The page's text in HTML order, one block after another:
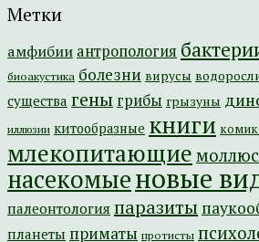
Метки
амфибии антропология
биоакустика болезни вирусы
существа гены грибы грызуны
иллюзии китообразные книги
млекопитающие
насекомыеновые
палеонтология паразиты
планеты приматы протисты